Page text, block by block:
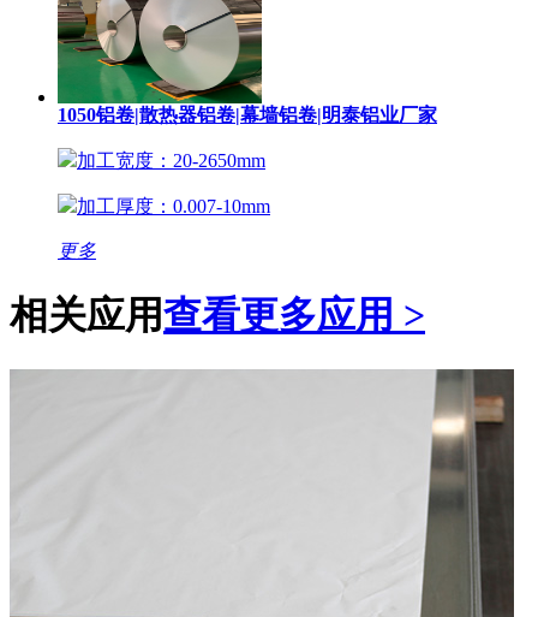
1050铝卷|散热器铝卷|幕墙铝卷|明泰铝业厂家
加工宽度：20-2650mm
加工厚度：0.007-10mm
更多
相关应用查看更多应用 >